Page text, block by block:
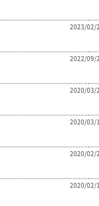
2023/02/
2022/09/
2020/03/
2020/03/
2020/02/
2020/02/